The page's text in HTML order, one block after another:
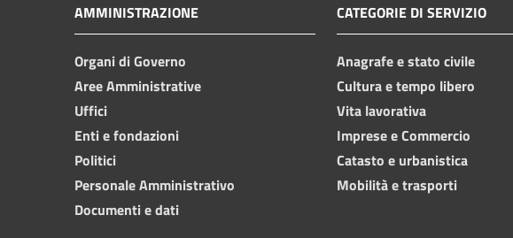
AMMINISTRAZIONE
Organi di Governo
Aree Amministrative
Uffici
Enti e fondazioni
Politici
Personale Amministrativo
Documenti e dati
CATEGORIE DI SERVIZIO
Anagrafe e stato civile
Cultura e tempo libero
Vita lavorativa
Imprese e Commercio
Catasto e urbanistica
Mobilità e trasporti